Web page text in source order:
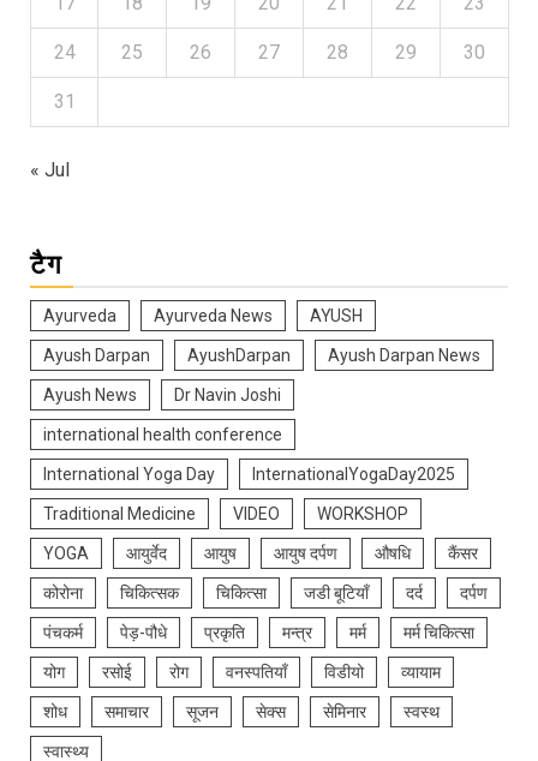
24 25 26 27 28 29 30
31
« Jul
टैग
Ayurveda Ayurveda News AYUSH
Ayush Darpan AyushDarpan Ayush Darpan News
Ayush News Dr Navin Joshi
international health conference
International Yoga Day InternationalYogaDay2025
Traditional Medicine VIDEO WORKSHOP
YOGA आयुर्वेद आयुष आयुष दर्पण औषधि कैंसर
कोरोना चिकित्सक चिकित्सा जडी बूटियाँ दर्द दर्पण
पंचकर्म पेड़-पौधे प्रकृति मन्त्र मर्म मर्म चिकित्सा
योग रसोई रोग वनस्पतियाँ विडीयो व्यायाम
शोध समाचार सूजन सेक्स सेमिनार स्वस्थ
स्वास्थ्य